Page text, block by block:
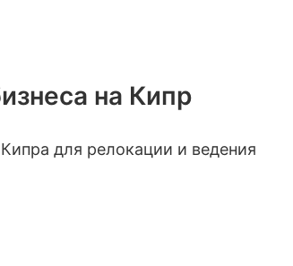
на Кипр
для релокации и ведения